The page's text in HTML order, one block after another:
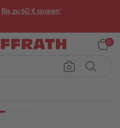
Bis zu 60 € sparen¹
0